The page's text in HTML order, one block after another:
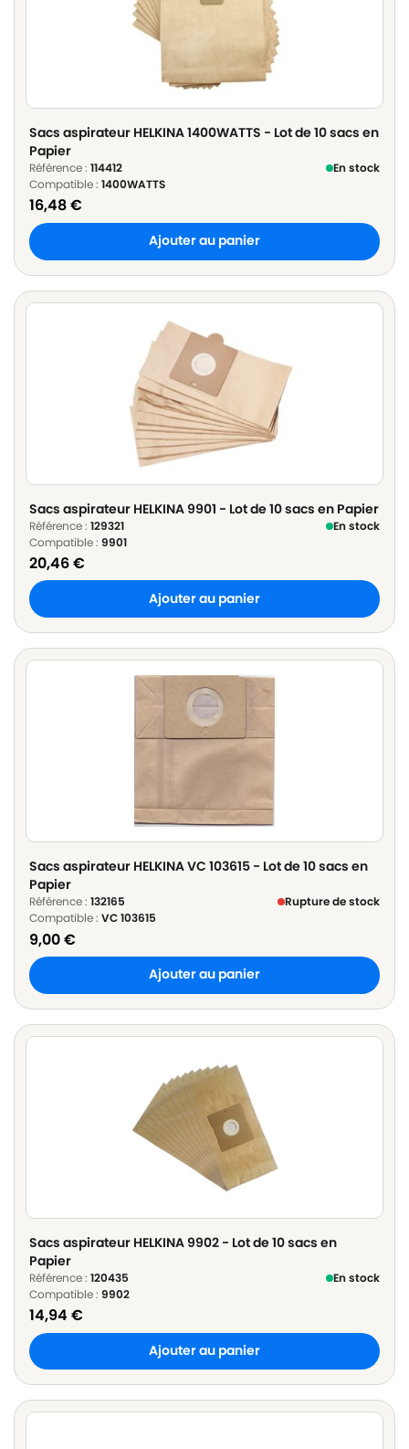
Sacs aspirateur HELKINA 1400WATTS - Lot de 10 sacs en
Papier
Référence : 114412
En stock
Compatible : 1400WATTS
16,48€
Ajouter au panier
Sacs aspirateur HELKINA 9901 - Lot de 10 sacs en Papier
Référence : 129321
En stock
Compatible : 9901
20,46€
Ajouter au panier
Sacs aspirateur HELKINA VC 103615 - Lot de 10 sacs en
Papier
Référence : 132165
Rupture de stock
Compatible : VC 103615
9,00€
Ajouter au panier
Sacs aspirateur HELKINA 9902 - Lot de 10 sacs en
Papier
Référence : 120435
En stock
Compatible : 9902
14,94 €
Ajouter au panier